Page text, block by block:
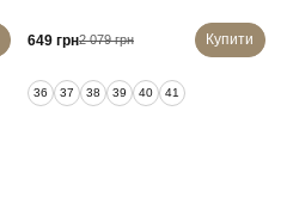
649 грн2 079 грн Купити
36 37 38 39 40 41